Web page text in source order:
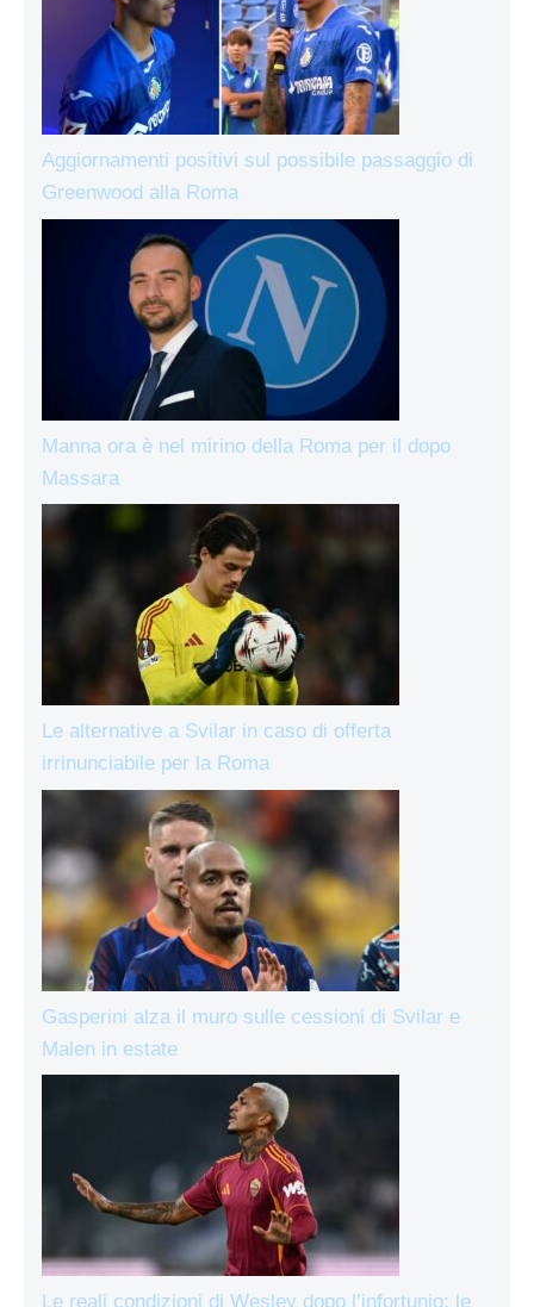
Aggiornamenti positivi sul possibile passaggio di
Greenwood alla Roma
Manna ora è nel mirino della Roma per il dopo
Massara
Le alternative a Svilar in caso di offerta
irrinunciabile per la Roma
Gasperini alza il muro sulle cessioni di Svilar e
Malen in estate
Le reali condizioni di Wesley dopo l’infortunio: le